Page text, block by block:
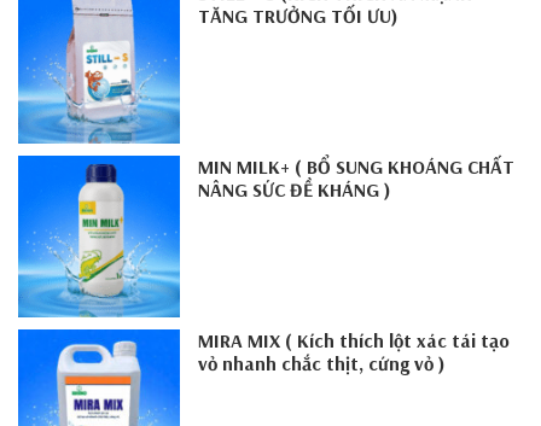
TĂNG TRƯỞNG TỐI ƯU)
MIN MILK+ ( BỔ SUNG KHOÁNG CHẤT
NÂNG SỨC ĐỀ KHÁNG )
MIRA MIX ( Kích thích lột xác tái tạo
vỏ nhanh chắc thịt, cứng vỏ )